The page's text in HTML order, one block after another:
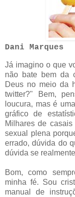
Dani Marques
Já imagino o que
não bate bem da
Deus no meio da
twitter?" Bem,
loucura, mas é
gráfico de
Milhares de
sexual plena
errado, dúvida do
dúvida se
Bom, como
minha fé. Sou
manual de